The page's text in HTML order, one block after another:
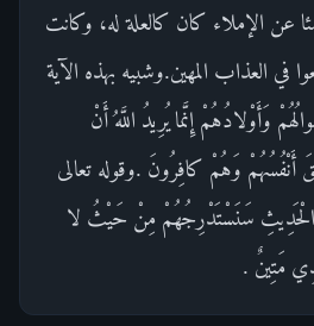
عن الإملاء كان كالعلة له، وكانت
في العذاب المهين.وشبيه بهذه الآية
وَأَوْلادُهُمْ إِنَّما يُرِيدُ اللَّهُ أَنْ
أَنْفُسُهُمْ وَهُمْ كافِرُونَ .وقوله تعالى
سَنَسْتَدْرِجُهُمْ مِنْ حَيْثُ لا
مَتِينٌ .